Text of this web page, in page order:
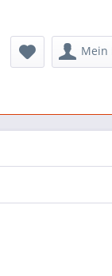
Mein